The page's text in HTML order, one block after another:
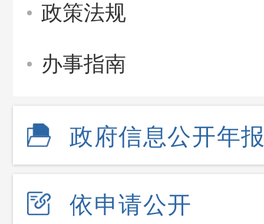
政策法规
办事指南
政府信息公开年
依申请公开